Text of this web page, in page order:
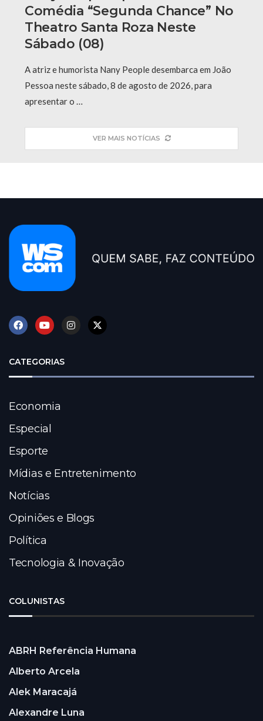
Comédia “Segunda Chance” No
Theatro Santa Roza Neste
Sábado (08)
A atriz e humorista Nany People desembarca em João
Pessoa neste sábado, 8 de agosto de 2026, para
apresentar o …
VER MAIS NOTÍCIAS
CATEGORIAS
Economia
Especial
Esporte
Mídias e Entretenimento
Notícias
Opiniões e Blogs
Política
Tecnologia & Inovação
COLUNISTAS
ABRH Referência Humana
Alberto Arcela
Alek Maracajá
Alexandre Luna